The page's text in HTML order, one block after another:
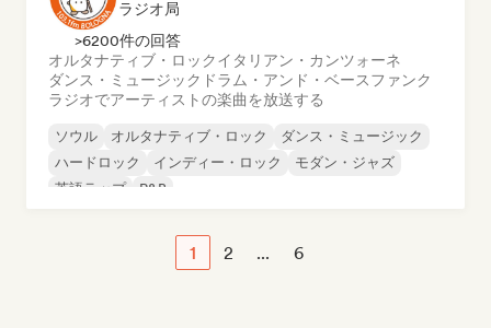
ラジオ局
>6200件の回答
オルタナティブ・ロックイタリアン・カンツォーネ
ダンス・ミュージック ドラム・アンド・ベースファンク
ラジオでアーティストの楽曲を放送する
ソウル オルタナティブ・ロック
ダンス・ミュージック
ハードロック
インディー・ロック
モダン・ジャズ
英語ラップ
R&B
1 2 ... 6